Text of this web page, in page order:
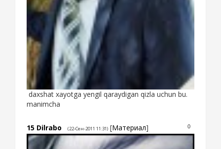
daxshat xayotga yengil qaraydigan qizla uchun bu.
manimcha
0
15 Dilrabo (22-Сен-2011 11:31) [Материал]